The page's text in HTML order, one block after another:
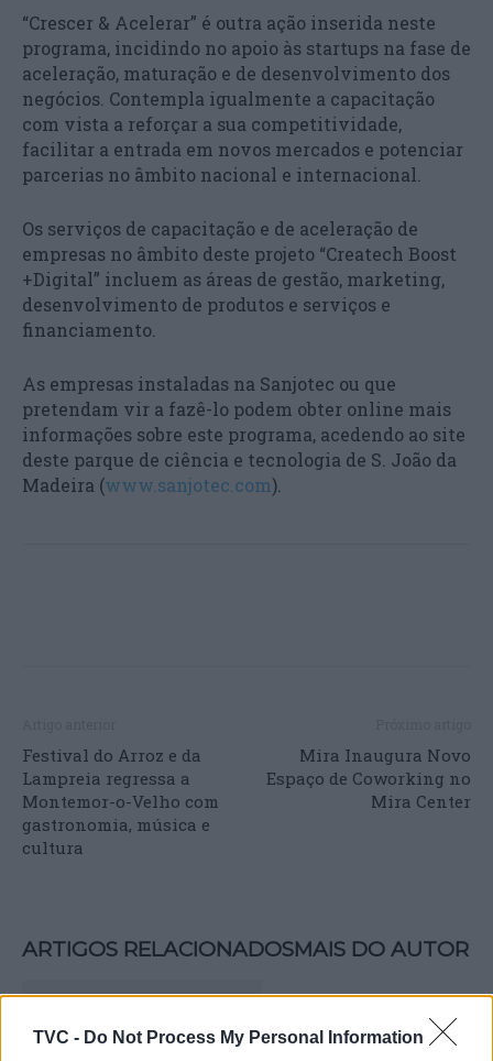
TVC - Do Not Process My Personal Information
“Crescer & Acelerar” é outra ação inserida neste
programa, incidindo no apoio às startups na fase de
aceleração, maturação e de desenvolvimento dos
negócios. Contempla igualmente a capacitação
com vista a reforçar a sua competitividade,
facilitar a entrada em novos mercados e potenciar
parcerias no âmbito nacional e internacional.
Os serviços de capacitação e de aceleração de
empresas no âmbito deste projeto “Createch Boost
+Digital” incluem as áreas de gestão, marketing,
desenvolvimento de produtos e serviços e
financiamento.
As empresas instaladas na Sanjotec ou que
pretendam vir a fazê-lo podem obter online mais
informações sobre este programa, acedendo ao site
deste parque de ciência e tecnologia de S. João da
Madeira (www.sanjotec.com).
Festival do Arroz e da
Lampreia regressa a
Montemor-o-Velho com
gastronomia, música e
cultura
Mira Inaugura Novo
Espaço de Coworking no
Mira Center
ARTIGOS RELACIONADOSMAIS DO AUTOR